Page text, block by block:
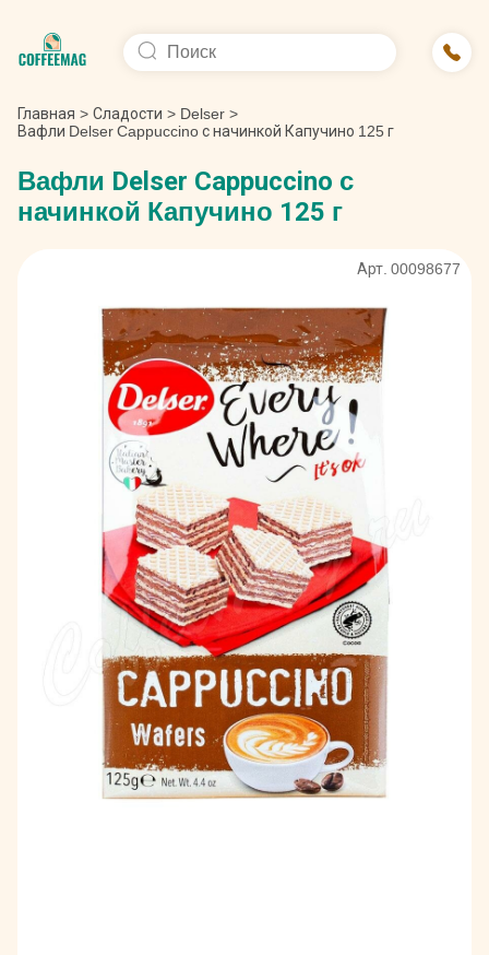
Главная > Сладости > Delser >
Вафли Delser Cappuccino с начинкой Капучино 125 г
Вафли Delser Cappuccino с
начинкой Капучино 125 г
Арт. 00098677